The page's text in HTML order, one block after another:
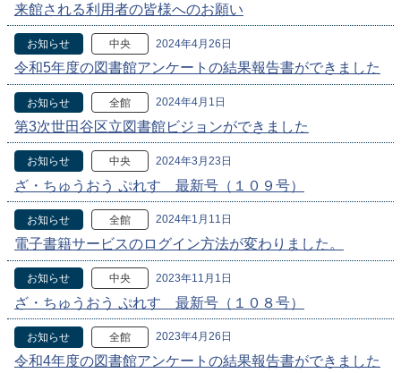
来館される利用者の皆様へのお願い
お知らせ 中央 2024年4月26日
令和5年度の図書館アンケートの結果報告書ができました
お知らせ 全館 2024年4月1日
第3次世田谷区立図書館ビジョンができました
お知らせ 中央 2024年3月23日
ざ・ちゅうおう ぷれす 最新号（１０９号）
お知らせ 全館 2024年1月11日
電子書籍サービスのログイン方法が変わりました。
お知らせ 中央 2023年11月1日
ざ・ちゅうおう ぷれす 最新号（１０８号）
お知らせ 全館 2023年4月26日
令和4年度の図書館アンケートの結果報告書ができました